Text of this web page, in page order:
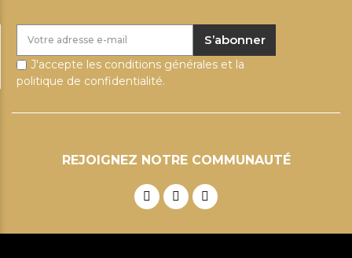
S’abonner
J'accepte les conditions générales et la
politique de confidentialité.
REJOIGNEZ NOTRE COMMUNAUTÉ